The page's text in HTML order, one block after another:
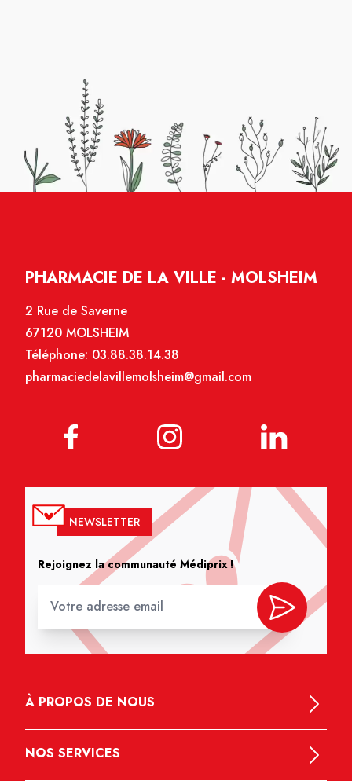
PHARMACIE DE LA VILLE - MOLSHEIM
2 Rue de Saverne
67120 MOLSHEIM
Téléphone: 03.88.38.14.38
pharmaciedelavillemolsheim@gmail.com
NEWSLETTER
Rejoignez la communauté Médiprix !
À PROPOS DE NOUS
NOS SERVICES